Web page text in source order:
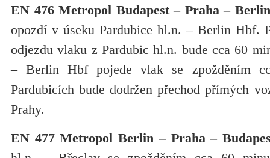
EN 476 Metropol Budapest – Praha – Berlin
opozdí v úseku Pardubice hl.n. – Berlin Hbf.
odjezdu vlaku z Pardubic hl.n. bude cca 60
– Berlin Hbf pojede vlak se zpožděním
Pardubicích bude dodržen přechod přímých
Prahy.
EN 477 Metropol Berlin – Praha –